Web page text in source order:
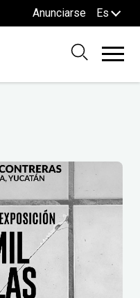
Anunciarse Es